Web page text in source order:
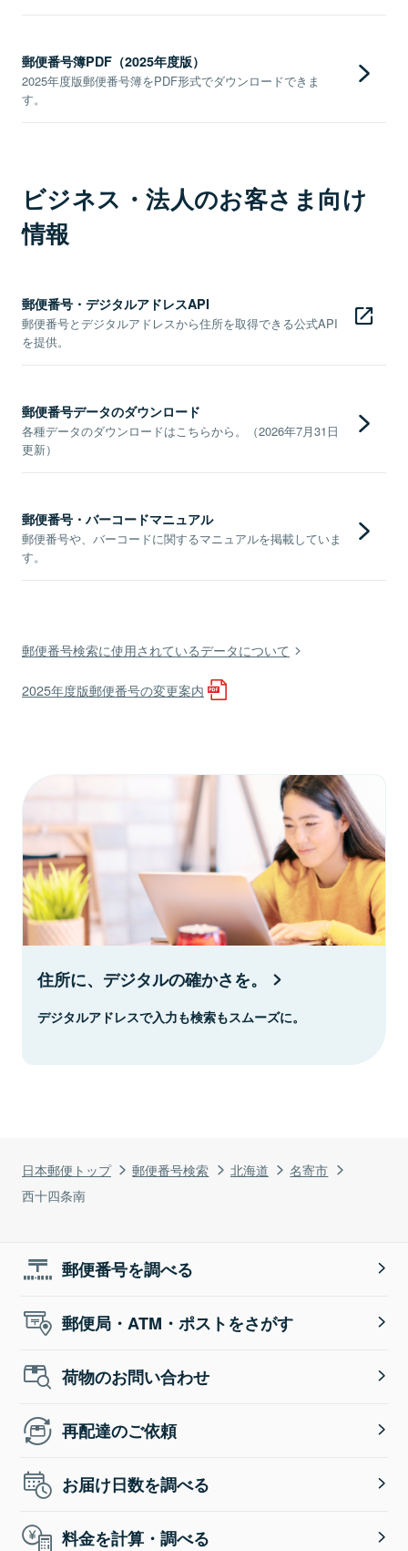
日本郵便トップ 郵便番号検索 北海道
名寄市
西十四条南
郵便番号簿PDF（2025年度版）
2025年度版郵便番号簿をPDF形式でダウンロードできま
す。
ビジネス・法人のお客さま向け
情報
郵便番号・デジタルアドレスAPI
郵便番号とデジタルアドレスから住所を取得できる公式API
を提供。
郵便番号データのダウンロード
各種データのダウンロードはこちらから。（2026年7月31日
更新）
郵便番号・バーコードマニュアル
郵便番号や、バーコードに関するマニュアルを掲載していま
す。
郵便番号検索に使用されているデータについて
2025年度版郵便番号の変更案内
住所に、デジタルの確かさを。
デジタルアドレスで入力も検索もスムーズに。
郵便番号を調べる
郵便局・ATM・ポストをさがす
荷物のお問い合わせ
再配達のご依頼
お届け日数を調べる
料金を計算・調べる